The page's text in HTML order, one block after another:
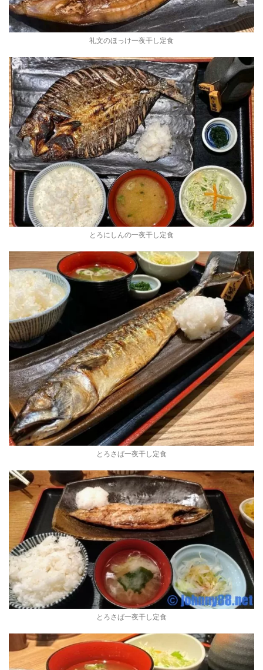
礼文のほっけ一夜干し定食
とろにしんの一夜干し定食
とろさば一夜干し定食
とろさば一夜干し定食